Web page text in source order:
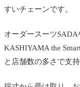
仕立て
よくある質問
オーダ
か
すいチェーンです。
オーダースーツSADA
KASHIYAMA the
と店舗数の多さで支